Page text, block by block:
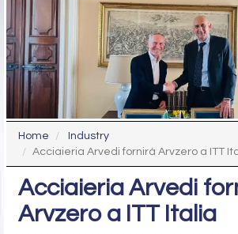
Home
Industry
Acciaieria Arvedi fornirà Arvzero a ITT
Acciaieria Arvedi
Arvzero a ITT Italia